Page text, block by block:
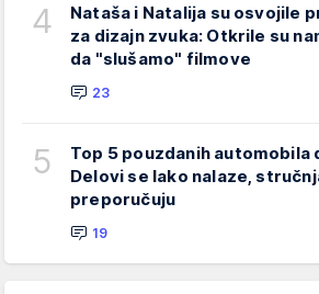
4
Nataša i Natalija su osvojile
za dizajn zvuka: Otkrile su
da "slušamo" filmove
23
5
Top 5 pouzdanih automobila
Delovi se lako nalaze,
preporučuju
19